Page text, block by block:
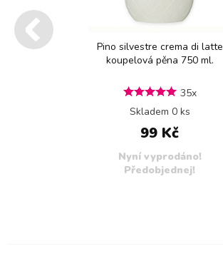
Pino silvestre crema di latte
koupelová pěna 750 ml.
35x
Skladem 0 ks
99 Kč
Nyní vyprodáno!
Předobjednej!